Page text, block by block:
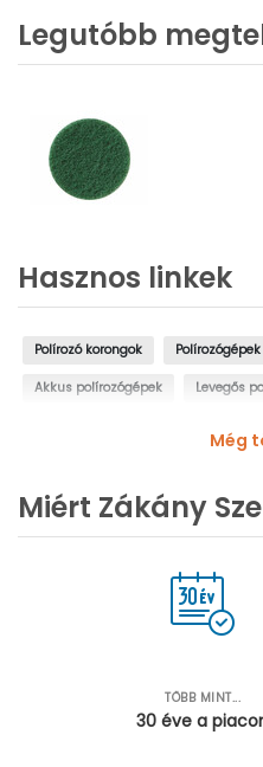
Legutóbb
Hasznos linkek
Polírozó korongok Polírozógépek
Akkus polírozógépek Levegős
Még
Miért Zákány
TÖBB MINT...
30 éve a